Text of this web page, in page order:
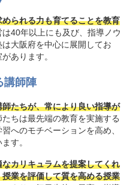
られる力も育てることを教育
40年以上にも及び、指導ノウ
大阪府を中心に展開してお
あります。
講師陣
たちが、常により良い指導が
たちは最先端の教育を実施する
へのモチベーションを高め、
す。
カリキュラムを提案してくれ
業を評価して質を高める授業